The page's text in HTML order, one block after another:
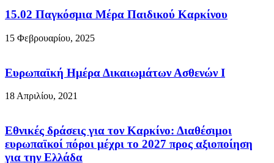
15.02 Παγκόσμια Μέρα Παιδικού Καρκίνου
15 Φεβρουαρίου, 2025
Ευρωπαϊκή Ημέρα Δικαιωμάτων Ασθενών I
18 Απριλίου, 2021
Εθνικές δράσεις για τον Καρκίνο: Διαθέσιμοι
ευρωπαϊκοί πόροι μέχρι το 2027 προς αξιοποίηση
για την Ελλάδα